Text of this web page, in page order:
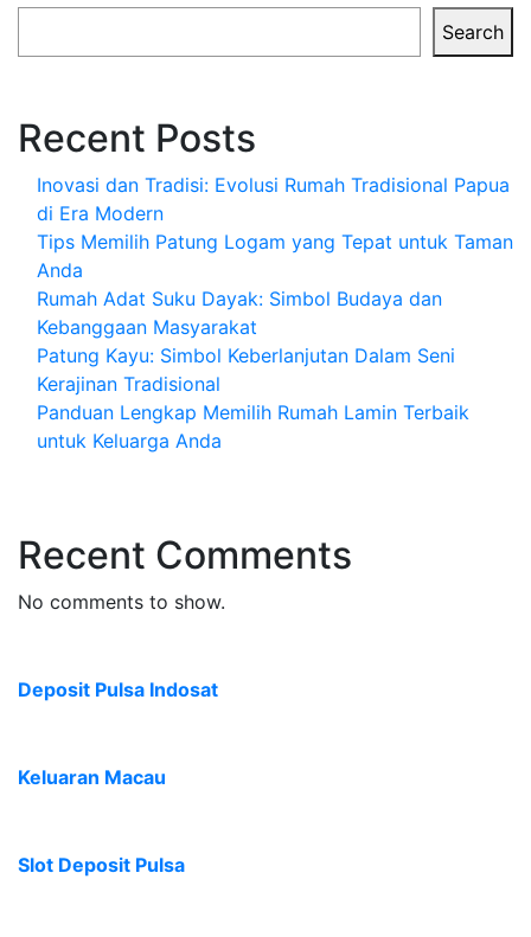
Search
Recent Posts
Inovasi dan Tradisi: Evolusi Rumah Tradisional Papua
di Era Modern
Tips Memilih Patung Logam yang Tepat untuk Taman
Anda
Rumah Adat Suku Dayak: Simbol Budaya dan
Kebanggaan Masyarakat
Patung Kayu: Simbol Keberlanjutan Dalam Seni
Kerajinan Tradisional
Panduan Lengkap Memilih Rumah Lamin Terbaik
untuk Keluarga Anda
Recent Comments
No comments to show.
Deposit Pulsa Indosat
Keluaran Macau
Slot Deposit Pulsa